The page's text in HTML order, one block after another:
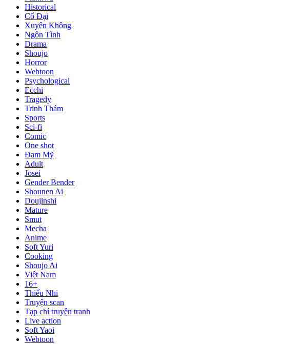
Historical
Cổ Đại
Xuyên Không
Ngôn Tình
Drama
Shoujo
Horror
Webtoon
Psychological
Ecchi
Tragedy
Trinh Thám
Sports
Sci-fi
Comic
One shot
Đam Mỹ
Adult
Josei
Gender Bender
Shounen Ai
Doujinshi
Mature
Smut
Mecha
Anime
Soft Yuri
Cooking
Shoujo Ai
Việt Nam
16+
Thiếu Nhi
Truyện scan
Tạp chí truyện tranh
Live action
Soft Yaoi
Webtoon